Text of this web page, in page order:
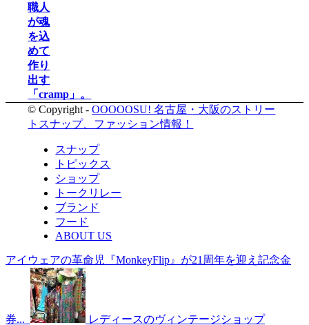
職人
が魂
を込
めて
作り
出す
「cramp」。
© Copyright -OOOOOSU! 名古屋・大阪のストリー
トスナップ、ファッション情報！
スナップ
トピックス
ショップ
トークリレー
ブランド
フード
ABOUT US
アイウェアの革命児『MonkeyFlip』が21周年を迎え記念金
券... レディースのヴィンテージショップ